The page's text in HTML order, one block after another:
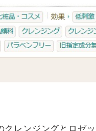
クレンジングとロゼ